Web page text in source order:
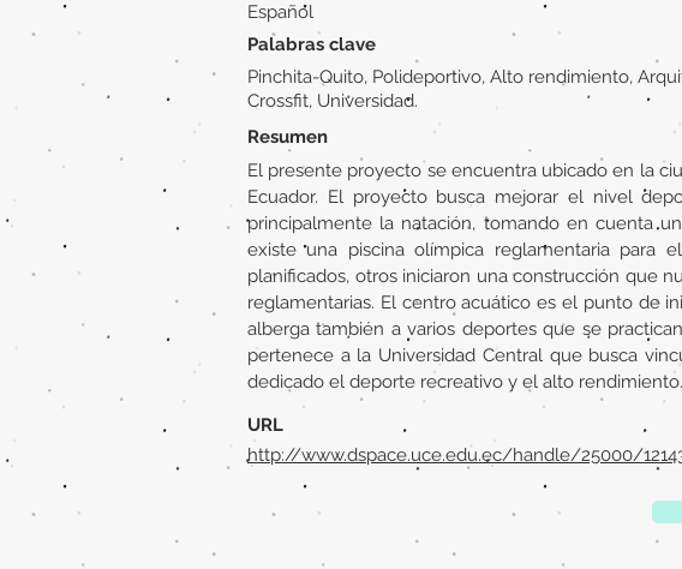
Español
Palabras clave
Pinchita-Quito, Polideportivo, Alto rendimiento,
Crossfit, Universidad.
Resumen
El presente proyecto se encuentra ubicado en la
Ecuador. El proyecto busca mejorar el nivel
principalmente la natación, tomando en cuenta
existe una piscina olímpica reglamentaria para
planificados, otros iniciaron una construcción que
reglamentarias. El centro acuático es el punto de
alberga también a varios deportes que se
pertenece a la Universidad Central que busca
dedicado el deporte recreativo y el alto rendimiento.
URL
http://www.dspace.uce.edu.ec/handle/25000/